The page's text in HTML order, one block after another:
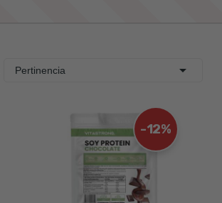
Pertinencia 
-12%